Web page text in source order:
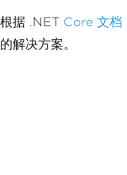
根据 .NET Core 文档
的解决方案。